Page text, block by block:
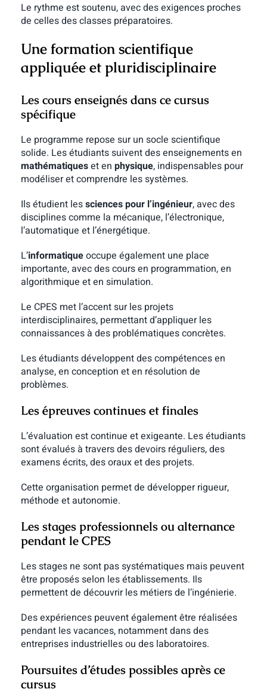
Le rythme est soutenu, avec des exigences proches
de celles des classes préparatoires.
Une formation scientifique
appliquée et pluridisciplinaire
Les cours enseignés dans ce cursus
spécifique
Le programme repose sur un socle scientifique
solide. Les étudiants suivent des enseignements en
mathématiqueset en physique, indispensables pour
modéliser et comprendre les systèmes.
Ils étudient lessciences pour l’ingénieur, avec des
disciplines comme la mécanique, l’électronique,
l’automatique et l’énergétique.
L’informatiqueoccupe également une place
importante, avec des cours en programmation, en
algorithmique et en simulation.
Le CPES met l’accent sur les projets
interdisciplinaires, permettant d’appliquer les
connaissances à des problématiques concrètes.
Les étudiants développent des compétences en
analyse, en conception et en résolution de
problèmes.
Les épreuves continues et finales
L’évaluation est continue et exigeante. Les étudiants
sont évalués à travers des devoirs réguliers, des
examens écrits, des oraux et des projets.
Cette organisation permet de développer rigueur,
méthode et autonomie.
Les stages professionnels ou alternance
pendant le CPES
Les stages ne sont pas systématiques mais peuvent
être proposés selon les établissements. Ils
permettent de découvrir les métiers de l’ingénierie.
Des expériences peuvent également être réalisées
pendant les vacances, notamment dans des
entreprises industrielles ou des laboratoires.
Poursuites d’études possibles après ce
cursus